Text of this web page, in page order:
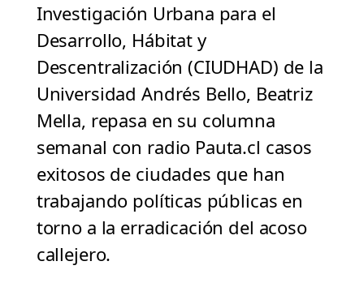
Investigación Urbana para el
Desarrollo, Hábitat y
Descentralización (CIUDHAD) de la
Universidad Andrés Bello, Beatriz
Mella, repasa en su columna
semanal con radio Pauta.cl casos
exitosos de ciudades que han
trabajando políticas públicas en
torno a la erradicación del acoso
callejero.